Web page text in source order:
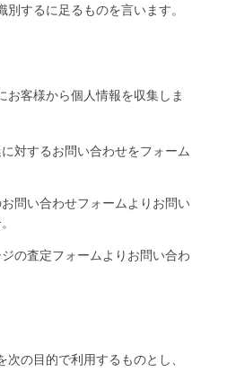
するに足るものを言います。
お客様から個人情報を収集しま
対するお問い合わせをフォーム
問い合わせフォームよりお問い
の査定フォームよりお問い合わ
の目的で利用するものとし、